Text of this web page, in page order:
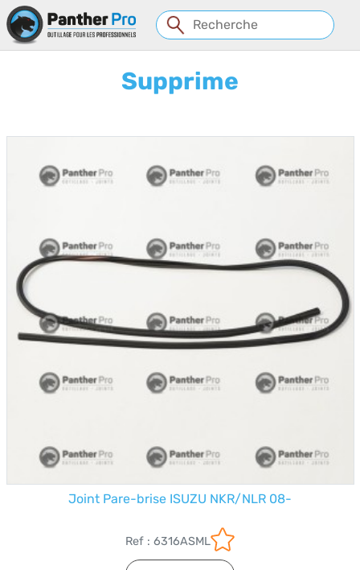
Supprime
Joint Pare-brise ISUZU NKR/NLR 08-
Ref : 6316ASML
Panneau de gestion des cookies